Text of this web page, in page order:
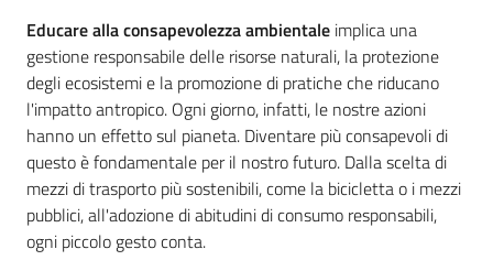
Attività
Argomenti
Per i media
Per i cittadini
Educare alla consapevolezza ambientale implica una
gestione responsabile delle risorse naturali, la protezione
degli ecosistemi e la promozione di pratiche che riducano
l'impatto antropico. Ogni giorno, infatti, le nostre azioni
hanno un effetto sul pianeta. Diventare più consapevoli di
questo è fondamentale per il nostro futuro. Dalla scelta di
mezzi di trasporto più sostenibili, come la bicicletta o i mezzi
pubblici, all'adozione di abitudini di consumo responsabili,
ogni piccolo gesto conta.